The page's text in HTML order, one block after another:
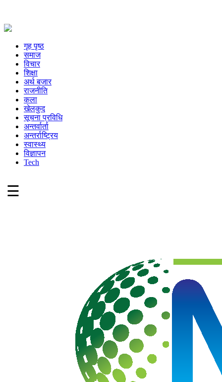
गृह पृष्ठ
समाज
विचार
शिक्षा
अर्थ बजार
राजनीति
कला
खेलकुद
सूचना प्रविधि
अन्तर्वार्ता
अन्तर्राष्ट्रिय
स्वास्थ्य
विज्ञापन
Tech
☰